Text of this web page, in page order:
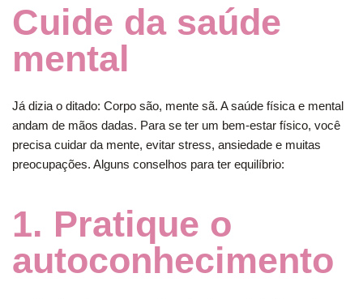
Cuide da saúde
mental
Já dizia o ditado: Corpo são, mente sã. A saúde física e mental
andam de mãos dadas. Para se ter um bem-estar físico, você
precisa cuidar da mente, evitar stress, ansiedade e muitas
preocupações. Alguns conselhos para ter equilíbrio:
1. Pratique o
autoconhecimento